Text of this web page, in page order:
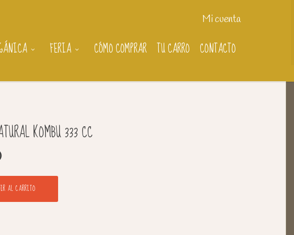
Mi cuenta
FERIA CÓMO COMPRAR TU CARRO CONTACTO
KOMBU 333 CC
AL CARRITO